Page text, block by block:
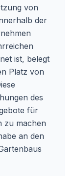
von
der
ist, belegt
Platz von
des
für
zu machen
an den